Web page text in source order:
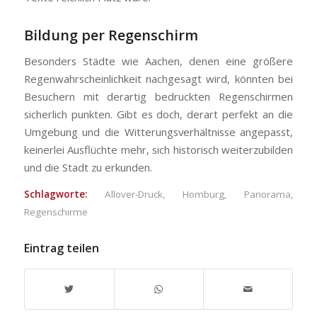
Bildung per Regenschirm
Besonders Städte wie Aachen, denen eine größere
Regenwahrscheinlichkeit nachgesagt wird, könnten bei
Besuchern mit derartig bedruckten Regenschirmen
sicherlich punkten. Gibt es doch, derart perfekt an die
Umgebung und die Witterungsverhältnisse angepasst,
keinerlei Ausflüchte mehr, sich historisch weiterzubilden
und die Stadt zu erkunden.
Schlagworte: Allover-Druck Homburg Panorama
Regenschirme
Eintrag teilen